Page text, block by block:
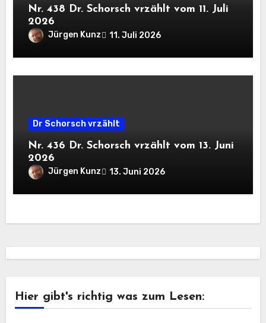
Nr. 438 Dr. Schorsch vrzählt vom 11. Juli
2026
Jürgen Kunz 11. Juli 2026
Dr Schorsch vrzählt
Nr. 436 Dr. Schorsch vrzählt vom 13. Juni
2026
Jürgen Kunz 13. Juni 2026
Hier gibt's richtig was zum Lesen: